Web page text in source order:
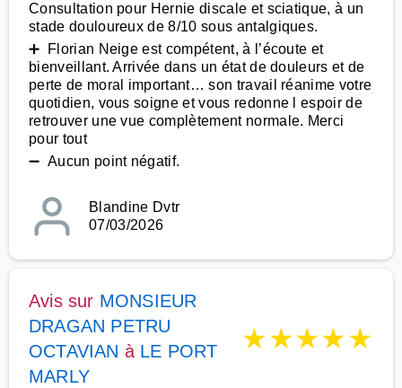
Consultation pour Hernie discale et sciatique, à un
stade douloureux de 8/10 sous antalgiques.
➕ Florian Neige est compétent, à l’écoute et
bienveillant. Arrivée dans un état de douleurs et de
perte de moral important… son travail réanime votre
quotidien, vous soigne et vous redonne l espoir de
retrouver une vue complètement normale. Merci
pour tout
➖ Aucun point négatif.
Blandine Dvtr
07/03/2026
Avis sur MONSIEUR
DRAGAN PETRU
OCTAVIAN à LE PORT
MARLY
★★★★★